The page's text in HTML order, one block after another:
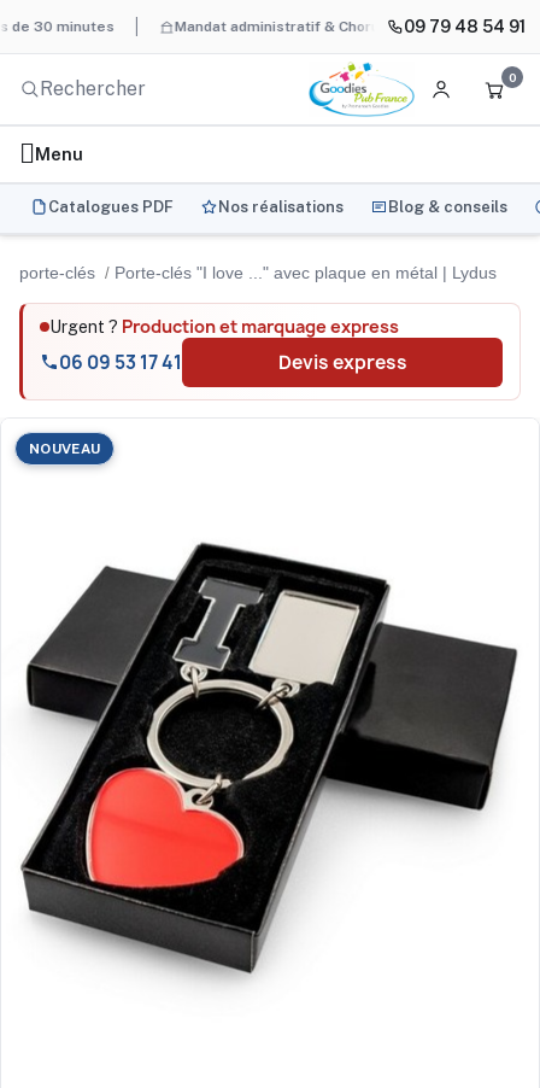
Mandat administratif & Chorus Pro BAT
09 79 48 54 91
0
Menu
Catalogues PDF Nos réalisations Blog & conseils
porte-clés Porte-clés "I love ..." avec plaque en métal | Lydus
Urgent ? Production et marquage express
06 09 53 17 41 Devis express
NOUVEAU